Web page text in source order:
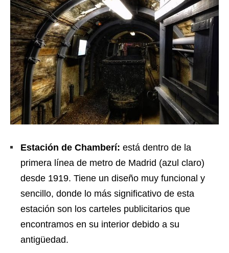
Estación de Chamberí: está dentro de la
primera línea de metro de Madrid (azul claro)
desde 1919. Tiene un diseño muy funcional y
sencillo, donde lo más significativo de esta
estación son los carteles publicitarios que
encontramos en su interior debido a su
antigüedad.